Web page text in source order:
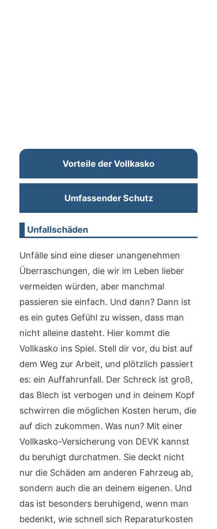
Vorteile der Vollkasko
Umfassender Schutz
Unfallschäden
Unfälle sind eine dieser unangenehmen
Überraschungen, die wir im Leben lieber
vermeiden würden, aber manchmal
passieren sie einfach. Und dann? Dann ist
es ein gutes Gefühl zu wissen, dass man
nicht alleine dasteht. Hier kommt die
Vollkasko ins Spiel. Stell dir vor, du bist auf
dem Weg zur Arbeit, und plötzlich passiert
es: ein Auffahrunfall. Der Schreck ist groß,
das Blech ist verbogen und in deinem Kopf
schwirren die möglichen Kosten herum, die
auf dich zukommen. Was nun? Mit einer
Vollkasko-Versicherung von DEVK kannst
du beruhigt durchatmen. Sie deckt nicht
nur die Schäden am anderen Fahrzeug ab,
sondern auch die an deinem eigenen. Und
das ist besonders beruhigend, wenn man
bedenkt, wie schnell sich Reparaturkosten